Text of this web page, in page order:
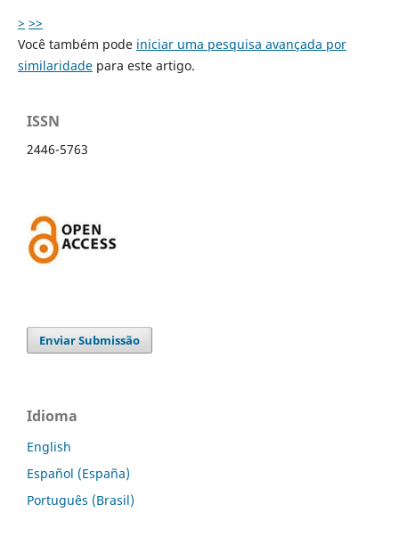
> >>
Você também pode iniciar uma pesquisa avançada por
similaridadepara este artigo.
ISSN
2446-5763
Enviar Submissão
Idioma
English
Español (España)
Português (Brasil)